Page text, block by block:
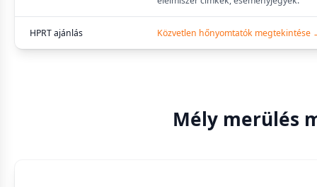
HPRT ajánlás Közvetlen hőnyomtatók megtekintése
Mély merülés